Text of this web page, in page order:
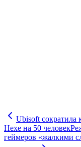
Ubisoft сократила
Hexe на 50 человек
геймеров «жалкими